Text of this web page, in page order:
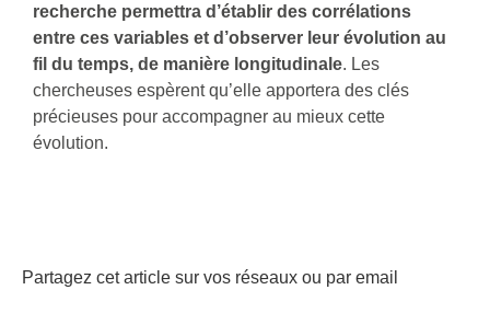
recherche permettra d’établir des corrélations
entre ces variables et d’observer leur évolution au
fil du temps, de manière longitudinale. Les
chercheuses espèrent qu’elle apportera des clés
précieuses pour accompagner au mieux cette
évolution.
Partagez cet article sur vos réseaux ou par email